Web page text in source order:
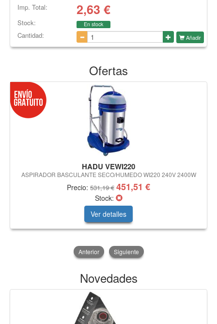
Imp. Total: 2,63 €
Stock: En stock
Cantidad: Añadir
Ofertas
HADU VEWI220
ASPIRADOR BASCULANTE SECO/HUMEDO WI220 240V 2400W
Precio: 531,19 € 451,51 €
Stock:
Ver detalles
Anterior Siguiente
Novedades